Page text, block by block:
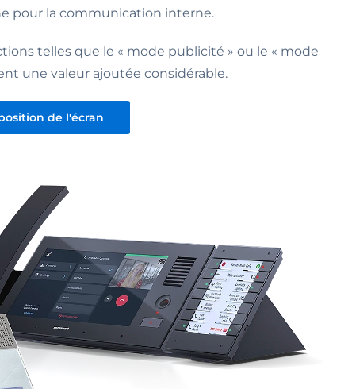
pour la communication interne.
telles que le « mode publicité » ou le « mode
une valeur ajoutée considérable.
de l'écran